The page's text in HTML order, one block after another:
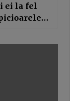
ei la fel